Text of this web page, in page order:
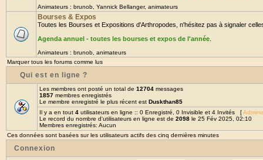
Animateurs : brunob Yannick Bellanger, animateurs
Bourses & Expos
Toutes les Bourses et Expositions d'Arthropodes, n'hésitez pas à signaler
Agenda annuel - toutes les bourses et expos de l'année
Animateurs : brunob animateurs
Marquer tous les forums comme lus
Qui est en ligne ?
Les membres ont posté un total de 12704 messages
1857 membres enregistrés
Le membre enregistré le plus récent est Duskthan85
Il y a en tout 4 utilisateurs en ligne :: 0 Enregistré, 0 Invisible et 4 Invités [
Le record du nombre d'utilisateurs en ligne est de 2098 le 25 Fév 2025, 02:10
Membres enregistrés: Aucun
Ces données sont basées sur les utilisateurs actifs des cinq dernières minutes
Connexion